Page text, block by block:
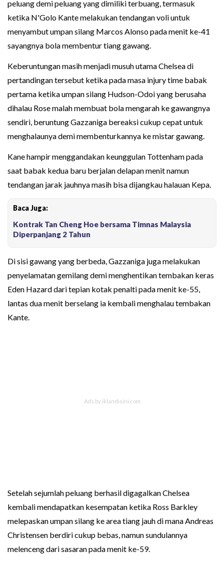
peluang demi peluang yang dimiliki terbuang, termasuk
ketika N'Golo Kante melakukan tendangan voli untuk
menyambut umpan silang Marcos Alonso pada menit ke-41
sayangnya bola membentur tiang gawang.
Keberuntungan masih menjadi musuh utama Chelsea di
pertandingan tersebut ketika pada masa injury time babak
pertama ketika umpan silang Hudson-Odoi yang berusaha
dihalau Rose malah membuat bola mengarah ke gawangnya
sendiri, beruntung Gazzaniga bereaksi cukup cepat untuk
menghalaunya demi membenturkannya ke mistar gawang.
Kane hampir menggandakan keunggulan Tottenham pada
saat babak kedua baru berjalan delapan menit namun
tendangan jarak jauhnya masih bisa dijangkau halauan Kepa.
Baca Juga:
Kontrak Tan Cheng Hoe bersama Timnas Malaysia
Diperpanjang 2 Tahun
Di sisi gawang yang berbeda, Gazzaniga juga melakukan
penyelamatan gemilang demi menghentikan tembakan keras
Eden Hazard dari tepian kotak penalti pada menit ke-55,
lantas dua menit berselang ia kembali menghalau tembakan
Kante.
Setelah sejumlah peluang berhasil digagalkan Chelsea
kembali mendapatkan kesempatan ketika Ross Barkley
melepaskan umpan silang ke area tiang jauh di mana Andreas
Christensen berdiri cukup bebas, namun sundulannya
melenceng dari sasaran pada menit ke-59.